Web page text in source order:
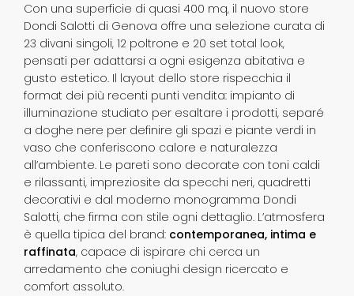
Con una superficie di quasi 400 mq, il nuovo store
Dondi Salotti di Genova offre una selezione curata di
23 divani singoli, 12 poltrone e 20 set total look,
pensati per adattarsi a ogni esigenza abitativa e
gusto estetico. Il layout dello store rispecchia il
format dei più recenti punti vendita: impianto di
illuminazione studiato per esaltare i prodotti, separé
a doghe nere per definire gli spazi e piante verdi in
vaso che conferiscono calore e naturalezza
all’ambiente. Le pareti sono decorate con toni caldi
e rilassanti, impreziosite da specchi neri, quadretti
decorativi e dal moderno monogramma Dondi
Salotti, che firma con stile ogni dettaglio. L’atmosfera
è quella tipica del brand: contemporanea, intima e
raffinata, capace di ispirare chi cerca un
arredamento che coniughi design ricercato e
comfort assoluto.